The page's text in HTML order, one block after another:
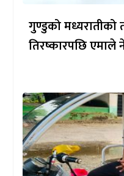
गुण्डुको मध्यरातीको
तिरष्कारपछि